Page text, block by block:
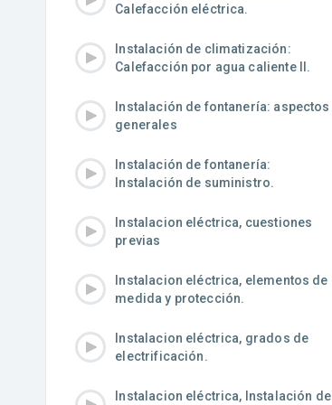
Calefacción eléctrica.
Instalación de climatización:
Calefacción por agua caliente II.
Instalación de fontanería: aspectos
generales
Instalación de fontanería:
Instalación de suministro.
Instalacion eléctrica, cuestiones
previas
Instalacion eléctrica, elementos de
medida y protección.
Instalacion eléctrica, grados de
electrificación.
Instalacion eléctrica, Instalación de